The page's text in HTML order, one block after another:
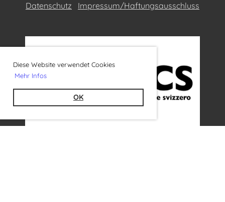
Diese Website verwendet Cookies
Mehr Infos
OK
Datenschutz Impressum/Haftungsausschluss